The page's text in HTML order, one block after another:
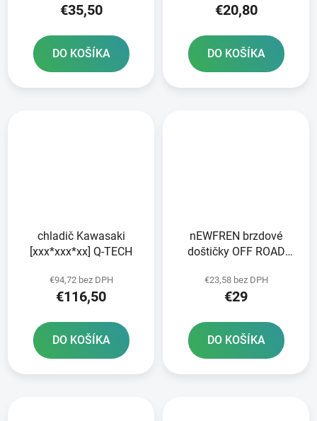
€35,50
DO KOŠÍKA
€20,80
DO KOŠÍKA
chladič Kawasaki
[xxx*xxx*xx] Q-TECH
€94,72 bez DPH
€116,50
DO KOŠÍKA
nEWFREN brzdové
doštičky OFF ROAD
balení
€23,58 bez DPH
€29
DO KOŠÍKA